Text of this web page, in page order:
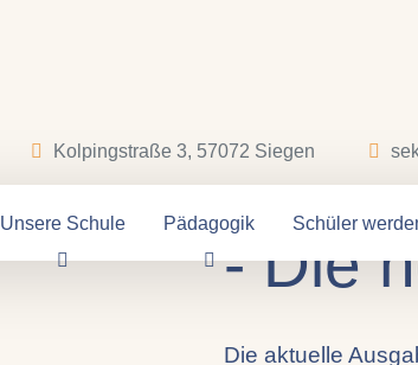
Kolpingstraße 3, 57072 Siegen
Unsere Schule Pädagogik Schüler
- Die
Die aktuelle